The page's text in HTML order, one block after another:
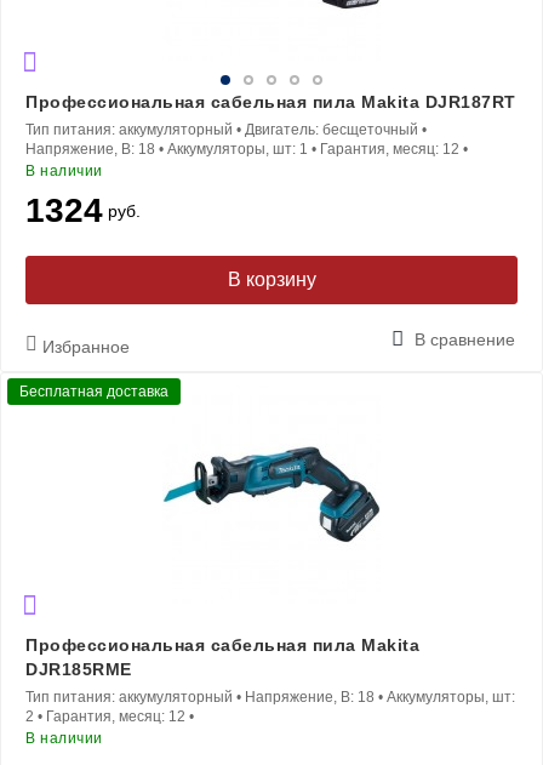
Профессиональная сабельная пила Makita DJR187RT
Тип питания: аккумуляторный • Двигатель: бесщеточный •
Напряжение, В: 18 • Аккумуляторы, шт: 1 • Гарантия, месяц: 12 •
В наличии
1324 руб.
В корзину
Избранное В сравнение
Бесплатная доставка
Профессиональная сабельная пила Makita
DJR185RME
Тип питания: аккумуляторный • Напряжение, В: 18 • Аккумуляторы, шт:
2 • Гарантия, месяц: 12 •
В наличии